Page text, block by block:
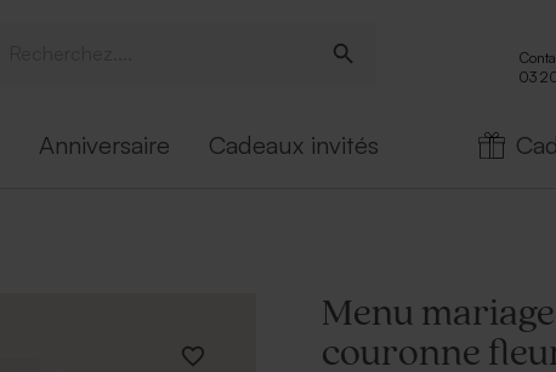
03
Anniversaire Cadeaux invités
Menu
couronne